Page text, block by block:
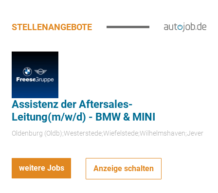
STELLENANGEBOTE
Assistenz der Aftersales-
Leitung(m/w/d) - BMW & MINI
Oldenburg (Oldb);Westerstede;Wiefelstede;Wilhelmshaven;Jever
weitere Jobs Anzeige schalten